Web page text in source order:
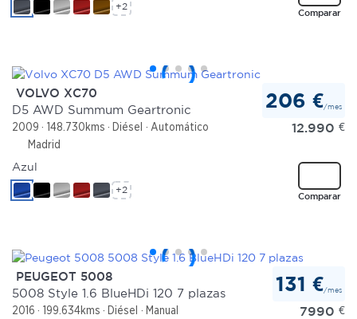
Comparar
+2
VOLVO XC70
D5 AWD Summum Geartronic
2009 148.730kms Diésel
Automático
Madrid
206 €/mes
12.990 €
Comparar
Azul
+2
PEUGEOT 5008
5008 Style 1.6 BlueHDi 120 7 plazas
2016 199.634kms Diésel
Manual
131 €/mes
7990 €